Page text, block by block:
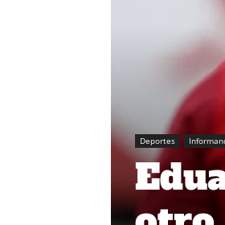
Deportes